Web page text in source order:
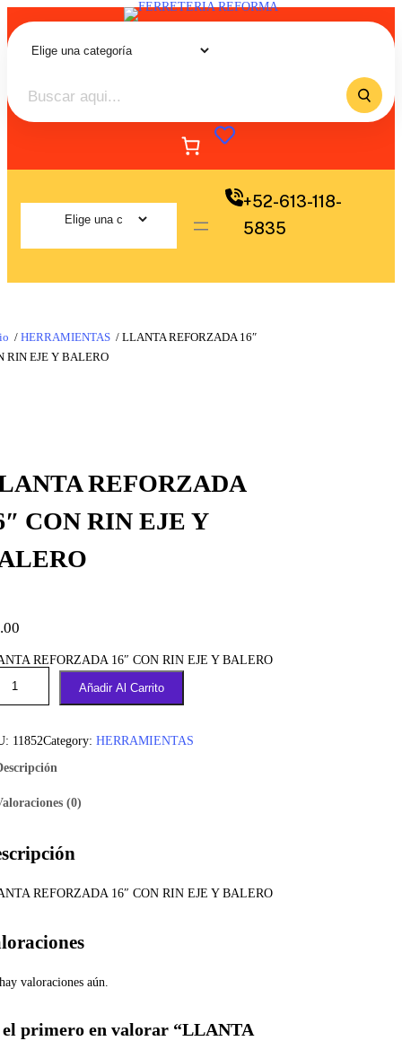
+52-613-118-
5835
/ HERRAMIENTAS / LLANTA REFORZADA 16″
RIN EJE Y BALERO
REFORZADA
CON RIN EJE Y
REFORZADA 16″ CON RIN EJE Y BALERO
Añadir Al Carrito
11852Category: HERRAMIENTAS
(0)
REFORZADA 16″ CON RIN EJE Y BALERO
valoraciones aún.
el primero en valorar “LLANTA